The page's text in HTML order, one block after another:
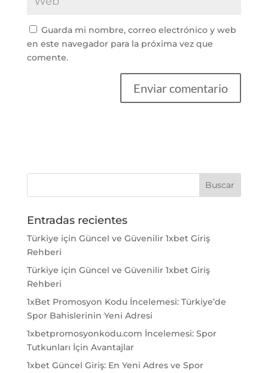
Guarda mi nombre, correo electrónico y web
en este navegador para la próxima vez que
comente.
Entradas recientes
Türkiye için Güncel ve Güvenilir 1xbet Giriş
Rehberi
Türkiye için Güncel ve Güvenilir 1xbet Giriş
Rehberi
1xBet Promosyon Kodu İncelemesi: Türkiye’de
Spor Bahislerinin Yeni Adresi
1xbetpromosyonkodu.com İncelemesi: Spor
Tutkunları İçin Avantajlar
1xbet Güncel Giriş: En Yeni Adres ve Spor